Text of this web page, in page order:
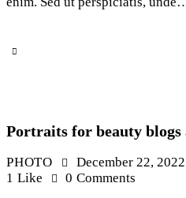
Portraits for beauty blogs
PHOTO December 22, 2022
1 Like 0 Comments